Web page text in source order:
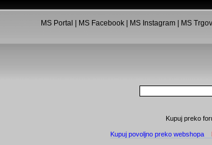
MS Portal MS Facebook| MS Instagram| MS
Kupuj preko
Kupuj povoljno preko webshopa